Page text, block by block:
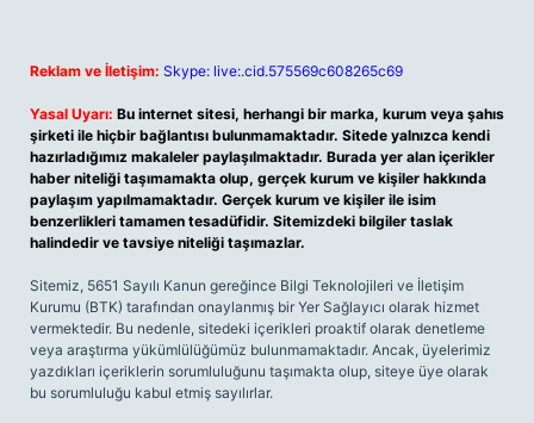
Reklam ve İletişim: Skype: live:.cid.575569c608265c69
Yasal Uyarı: Bu internet sitesi, herhangi bir marka, kurum veya şahıs
şirketi ile hiçbir bağlantısı bulunmamaktadır. Sitede yalnızca kendi
hazırladığımız makaleler paylaşılmaktadır. Burada yer alan içerikler
haber niteliği taşımamakta olup, gerçek kurum ve kişiler hakkında
paylaşım yapılmamaktadır. Gerçek kurum ve kişiler ile isim
benzerlikleri tamamen tesadüfidir. Sitemizdeki bilgiler taslak
halindedir ve tavsiye niteliği taşımazlar.
Sitemiz, 5651 Sayılı Kanun gereğince Bilgi Teknolojileri ve İletişim
Kurumu (BTK) tarafından onaylanmış bir Yer Sağlayıcı olarak hizmet
vermektedir. Bu nedenle, sitedeki içerikleri proaktif olarak denetleme
veya araştırma yükümlülüğümüz bulunmamaktadır. Ancak, üyelerimiz
yazdıkları içeriklerin sorumluluğunu taşımakta olup, siteye üye olarak
bu sorumluluğu kabul etmiş sayılırlar.